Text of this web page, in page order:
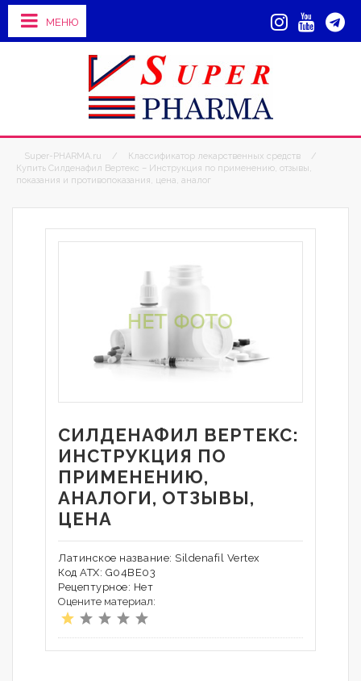
МЕНЮ
Super-PHARMA.ru / Классификатор лекарственных средств
/
Купить Силденафил Вертекс – Инструкция по применению, отзывы,
показания и противопоказания, цена, аналог
СИЛДЕНАФИЛ ВЕРТЕКС:
ИНСТРУКЦИЯ ПО
ПРИМЕНЕНИЮ,
АНАЛОГИ, ОТЗЫВЫ,
ЦЕНА
Латинское название: Sildenafil Vertex
Код АТХ: G04BE03
Рецептурное: Нет
Оцените материал: